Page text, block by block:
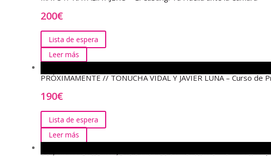
200€
Lista de espera
Leer más
PRÓXIMAMENTE // TONUCHA VIDAL Y JAVIER LUNA – Curso
190€
Lista de espera
Leer más